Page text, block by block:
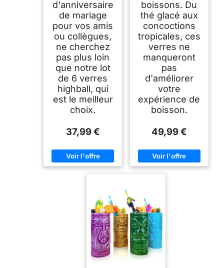
d'anniversaire
de mariage
pour vos amis
ou collègues,
ne cherchez
pas plus loin
que notre lot
de 6 verres
highball, qui
est le meilleur
choix.
37,99 €
boissons. Du
thé glacé aux
concoctions
tropicales, ces
verres ne
manqueront
pas
d'améliorer
votre
expérience de
boisson.
49,99 €